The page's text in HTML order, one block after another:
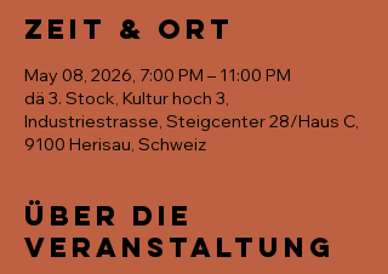
Zeit & Ort
May 08, 2026, 7:00 PM – 11:00 PM
dä 3. Stock, Kultur hoch 3,
Industriestrasse, Steigcenter 28/Haus C,
9100 Herisau, Schweiz
Über die
Veranstaltung